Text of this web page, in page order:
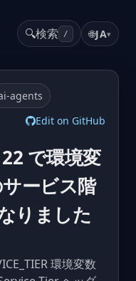
🔍検索 / 🌐JA▾
agents
Edit on GitHub
で環境変
ービス階
りました
環境変数